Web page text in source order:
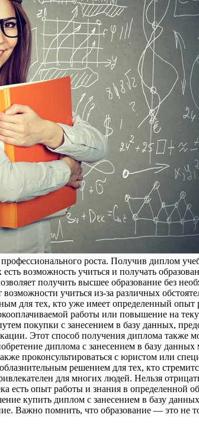
роста. Получив диплом
есть возможность учиться и получать
получить высшее образование без
учиться из-за различных
для тех, кто уже имеет определенный
работы или повышение на
покупки с занесением в базу данных,
Этот способ получения диплома также
диплома с занесением в базу
проконсультироваться с юристом или
решением для тех, кто
для многих людей. Нельзя
опыт работы и знания в определенной
купить диплом с занесением в базу
Важно помнить, что образование — это